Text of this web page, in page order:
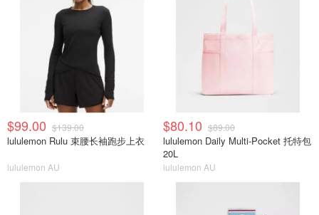
$99.00 $139.00
lululemon Rulu 束腰长袖跑步上衣
lululemon AU
$80.10 $89.00
lululemon Daily Multi-Pocket 托特包
20L
lululemon AU